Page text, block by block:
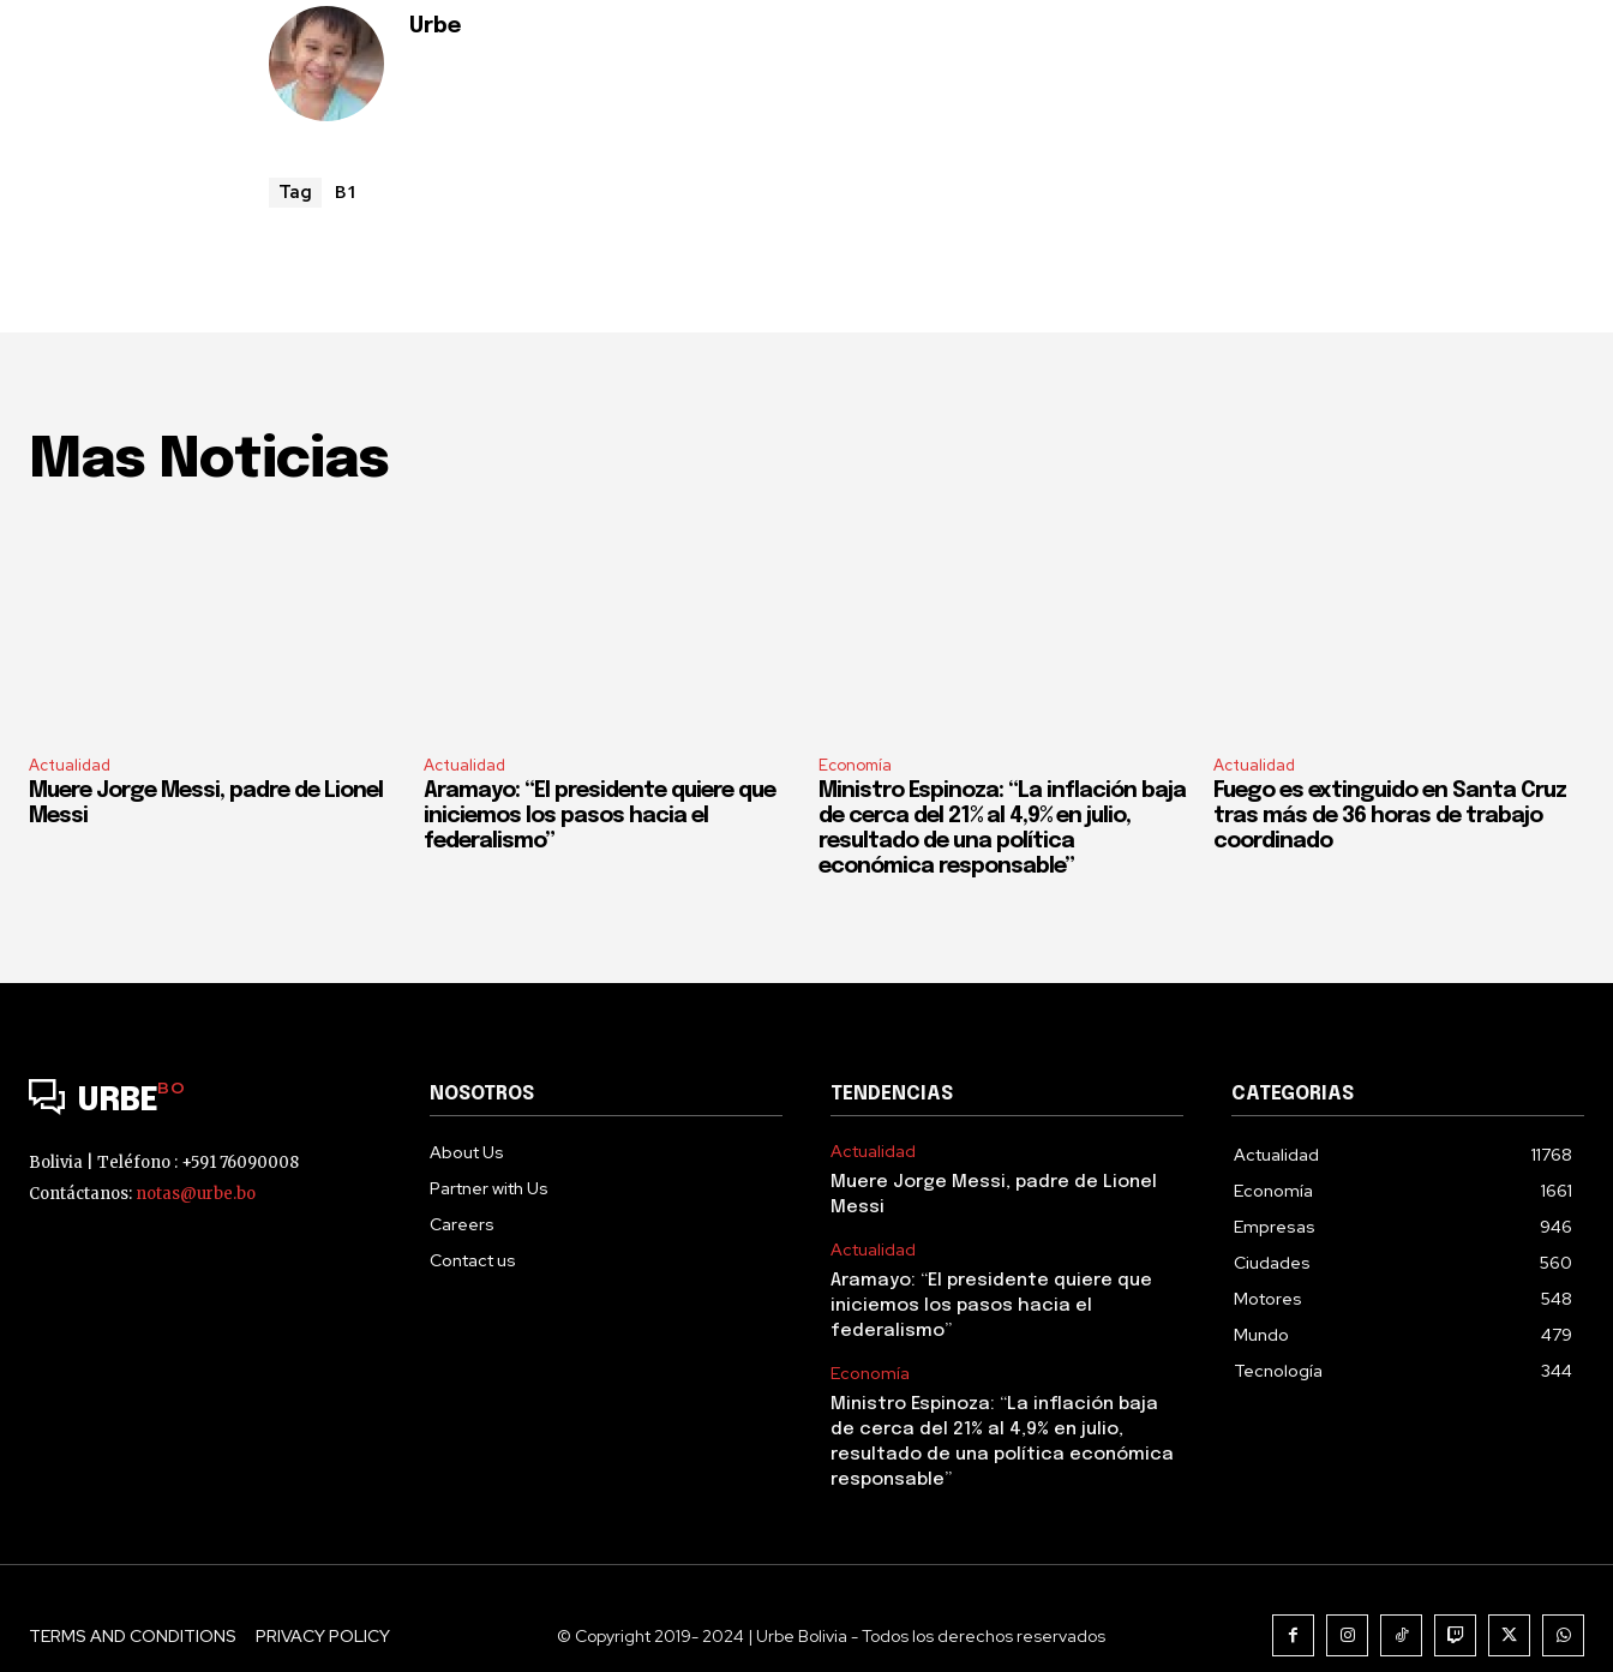
Urbe
Tag B1
Mas Noticias
Actualidad
Muere Jorge Messi, padre de Lionel
Messi
Actualidad
Aramayo: “El presidente quiere que
iniciemos los pasos hacia el
federalismo”
Economía
Ministro Espinoza: “La inflación baja
de cerca del 21% al 4,9% en julio,
resultado de una política
económica responsable”
Actualidad
Fuego es extinguido en Santa Cruz
tras más de 36 horas de trabajo
coordinado
URBEBO
Bolivia | Teléfono : +591 76090008
Contáctanos: notas@urbe.bo
NOSOTROS
About Us
Partner with Us
Careers
Contact us
TENDENCIAS
Actualidad
Muere Jorge Messi, padre de Lionel
Messi
Actualidad
Aramayo: “El presidente quiere que
iniciemos los pasos hacia el
federalismo”
Economía
Ministro Espinoza: “La inflación baja
de cerca del 21% al 4,9% en julio,
resultado de una política económica
responsable”
CATEGORIAS
Actualidad
11768
Economía
1661
Empresas
946
Ciudades
560
Motores
548
Mundo
479
Tecnología
344
TERMS AND CONDITIONS PRIVACY POLICY © Copyright 2019- 2024 | Urbe Bolivia - Todos los derechos reservados